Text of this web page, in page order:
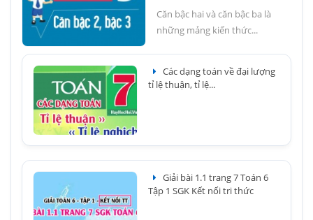
Căn bậc hai và căn bậc ba là
những mảng kiến thức...
Các dạng toán về đại lượng
tỉ lệ thuận, tỉ lệ...
Giải bài 1.1 trang 7 Toán 6
Tập 1 SGK Kết nối tri thức